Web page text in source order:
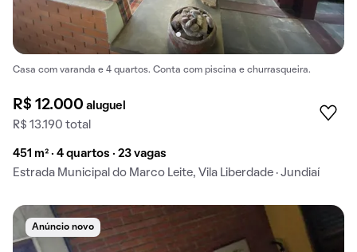
Casa com varanda e 4 quartos. Conta com piscina e churrasqueira.
R$ 12.000aluguel
R$ 13.190 total
451 m² · 4 quartos · 23 vagas
Estrada Municipal do Marco Leite, Vila Liberdade · Jundiaí
Anúncio novo